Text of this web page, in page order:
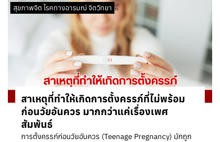
สุขภาพจิต โรคทางอารมณ์ จิตวิทยา
สาเหตุที่ทำให้เกิดการตั้งครรภ์ที่ไม่พร้อม
ก่อนวัยอันควร มากกว่าแค่เรื่องเพศ
สัมพันธ์
การตั้งครรภ์ก่อนวัยอันควร (Teenage Pregnancy) มักถูก